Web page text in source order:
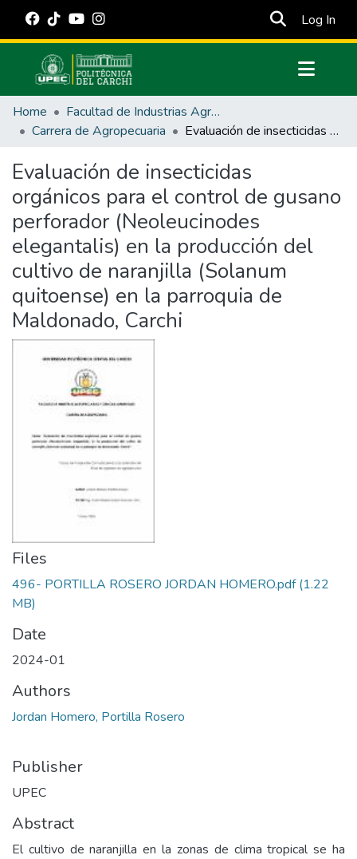
Log In
Communities & Collections
All of DSpace
Estadísticas Externas
Manuales
Home
Facultad de Industrias Agropecuarias y Ciencias Ambientales
Carrera de Agropecuaria
Evaluación de insecticidas orgánicos para el control de gusano perforador (Neoleucinodes elegantalis) en la producción del cultivo de naranjilla (Solanum quitoense) en la parroquia de Maldonado, Carchi
Evaluación de insecticidas
orgánicos para el control de gusano
perforador (Neoleucinodes
elegantalis) en la producción del
cultivo de naranjilla (Solanum
quitoense) en la parroquia de
Maldonado, Carchi
Files
496- PORTILLA ROSERO JORDAN HOMERO.pdf(1.22
MB)
Date
2024-01
Authors
Jordan Homero, Portilla Rosero
Publisher
UPEC
Abstract
El cultivo de naranjilla en la zonas de clima tropical se ha